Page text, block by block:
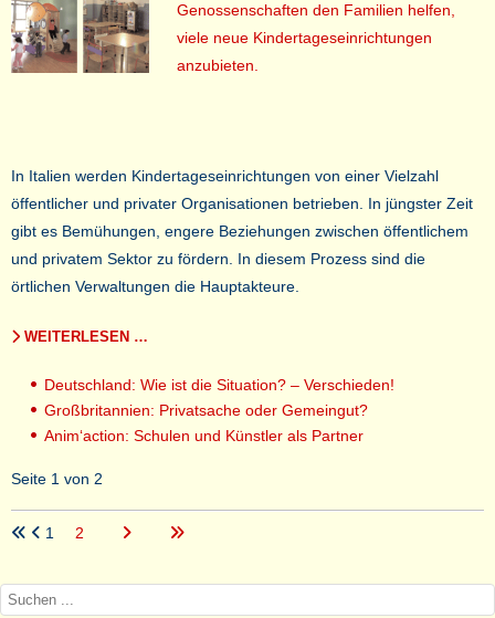
Genossenschaften den Familien helfen,
viele neue Kindertageseinrichtungen
anzubieten.
In Italien werden Kindertageseinrichtungen von einer Vielzahl
öffentlicher und privater Organisationen betrieben. In jüngster Zeit
gibt es Bemühungen, engere Beziehungen zwischen öffentlichem
und privatem Sektor zu fördern. In diesem Prozess sind die
örtlichen Verwaltungen die Hauptakteure.
WEITERLESEN …
Deutschland: Wie ist die Situation? – Verschieden!
Großbritannien: Privatsache oder Gemeingut?
Anim‘action: Schulen und Künstler als Partner
Seite 1 von 2
1 2